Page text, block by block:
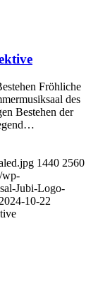
Fröhliche
des
Bestehen der
1440 2560
wp-
Jubi-Logo-
2024-10-22